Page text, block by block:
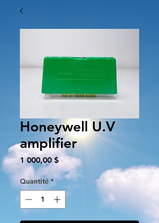
Honeywell U.V
amplifier
1 000,00 $Prix
Quantité *